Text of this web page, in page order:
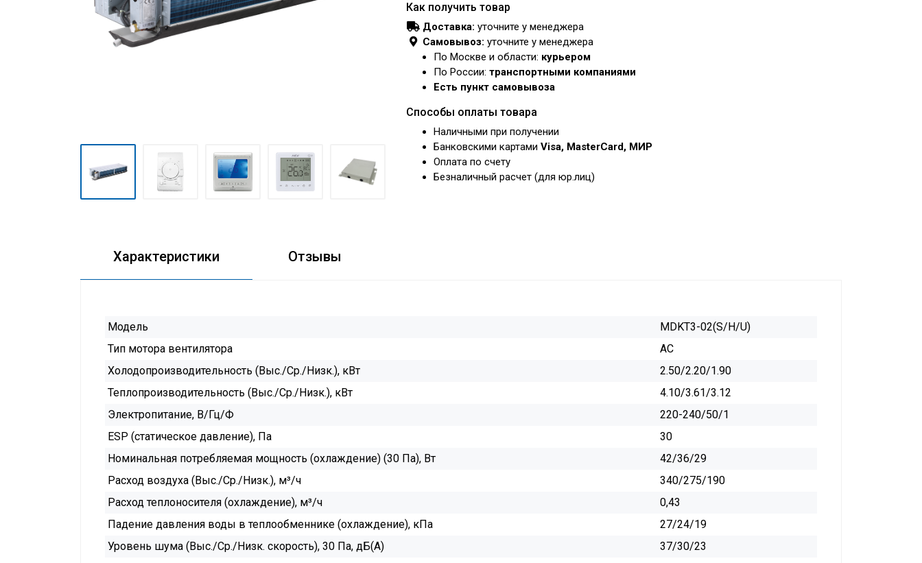
Mini VRF-системы серия
Atom
VRF-системы MDV
конденсаторные блоки
Руфтопы
Как получить товар
Доставка: уточните у менеджера
Самовывоз: уточните у менеджера
По Москве и области: курьером
По России: транспортными компаниями
Есть пункт самовывоза
Способы оплаты товара
Наличными при получении
Банковскими картами Visa, MasterCard, МИР
Оплата по счету
Безналичный расчет (для юр.лиц)
Характеристики Отзывы
Модель
MDKT3-02(S/H/U)
Тип мотора вентилятора
AC
Холодопроизводительность (Выс./Ср./Низк.), кВт
2.50/2.20/1.90
Теплопроизводительность (Выс./Ср./Низк.), кВт
4.10/3.61/3.12
Электропитание, В/Гц/Ф
220-240/50/1
ESP (статическое давление), Па
30
Номинальная потребляемая мощность (охлаждение) (30 Па), Вт
42/36/29
Расход воздуха (Выс./Ср./Низк.), м³/ч
340/275/190
Расход теплоносителя (охлаждение), м³/ч
0,43
Падение давления воды в теплообменнике (охлаждение), кПа
27/24/19
Уровень шума (Выс./Ср./Низк. скорость), 30 Па, дБ(А)
37/30/23